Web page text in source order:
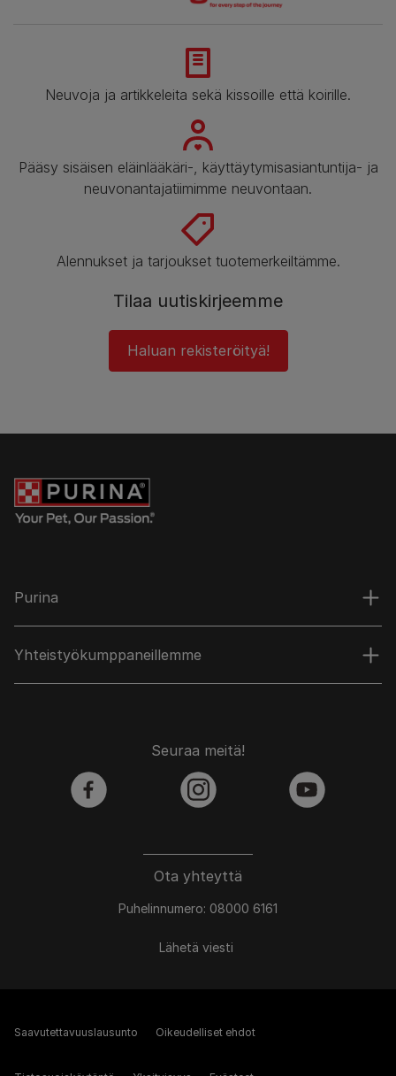
Neuvoja ja artikkeleita sekä kissoille että koirille.
Pääsy sisäisen eläinlääkäri-, käyttäytymisasiantuntija- ja
neuvonantajatiimimme neuvontaan.
Alennukset ja tarjoukset tuotemerkeiltämme.
Tilaa uutiskirjeemme
Haluan rekisteröityä!
Purina
Yhteistyökumppaneillemme
Ota yhteyttä
Puhelinnumero: 08000 6161
Lähetä viesti
Seuraa meitä!
facebook instagram youtube
Saavutettavuuslausunto Oikeudelliset ehdot